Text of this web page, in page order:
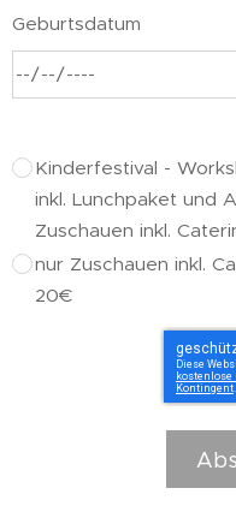
Geburtsdatum
Kinderfestival -
inkl. Lunchpaket und
Zuschauen inkl.
nur Zuschauen inkl.
20€